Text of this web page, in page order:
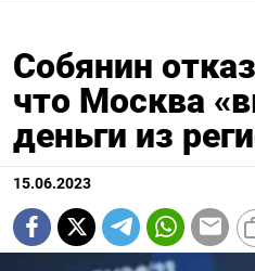
Собянин
что Москва
деньги из
15.06.2023